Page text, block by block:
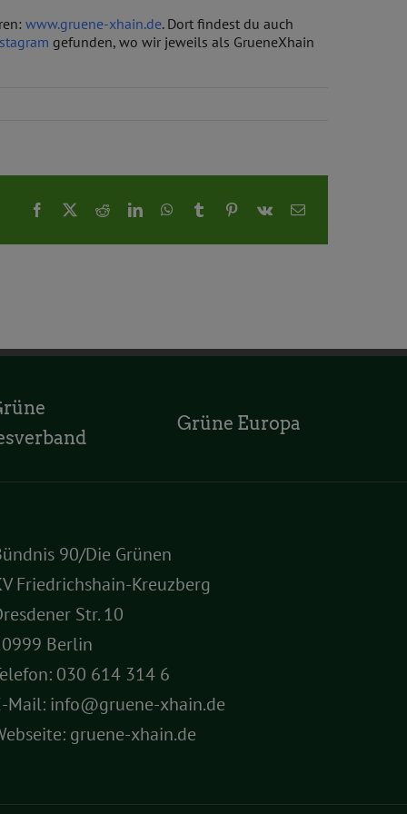
www.gruene-xhain.de. Dort findest du auch
gefunden, wo wir jeweils als GrueneXhain
Facebook RedditLinkedInWhatsApp
Tumblr Pinterest
Vk
E-
Grüne Europa
90/Die Grünen
Friedrichshain-Kreuzberg
Str. 10
Berlin
030 614 314 6
Mail: info@gruene-xhain.de
gruene-xhain.de